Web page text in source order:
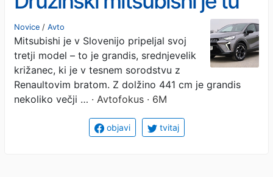
Novice / Avto
Mitsubishi je v Slovenijo pripeljal svoj
tretji model – to je grandis, srednjevelik
križanec, ki je v tesnem sorodstvu z
Renaultovim bratom. Z dolžino 441 cm je grandis
nekoliko večji … · Avtofokus · 6M
objavi tvitaj